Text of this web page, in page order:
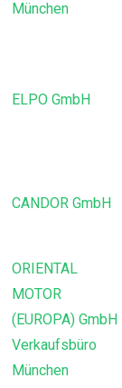
München
ELPO GmbH
CANDOR GmbH
ORIENTAL
MOTOR
(EUROPA) GmbH
Verkaufsbüro
München